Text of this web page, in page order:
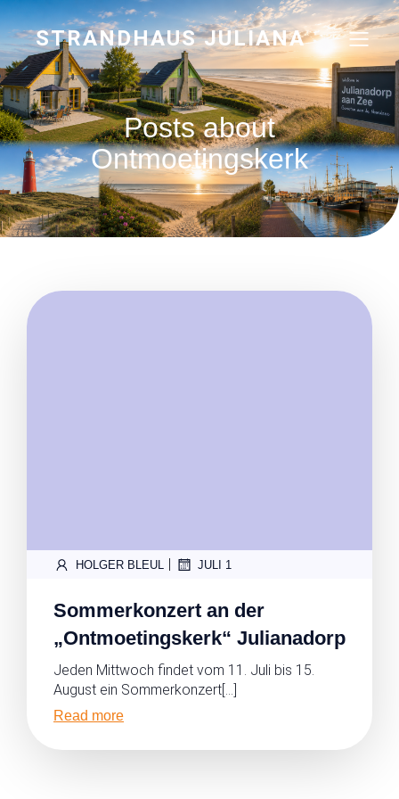
STRANDHAUS JULIANA
Posts about
Ontmoetingskerk
HOLGER BLEUL | JULI 1
Sommerkonzert an der
„Ontmoetingskerk“ Julianadorp
Jeden Mittwoch findet vom 11. Juli bis 15.
August ein Sommerkonzert[…]
Read more